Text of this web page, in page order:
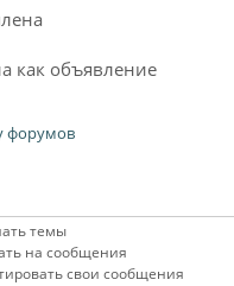
как объявление
форумов
темы
на сообщения
свои сообщения